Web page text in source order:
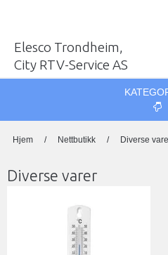
Elesco Trondheim,
City RTV-Service AS
Hjem / Nettbutikk / Diverse
Diverse varer